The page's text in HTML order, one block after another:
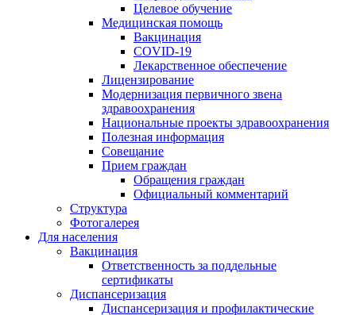
Целевое обучение
Медицинская помощь
Вакцинация
COVID-19
Лекарственное обеспечение
Лицензирование
Модернизация первичного звена
здравоохранения
Национальные проекты здравоохранения
Полезная информация
Совещание
Прием граждан
Обращения граждан
Официальный комментарий
Структура
Фотогалерея
Для населения
Вакцинация
Ответственность за поддельные
сертификаты
Диспансеризация
Диспансеризация и профилактические